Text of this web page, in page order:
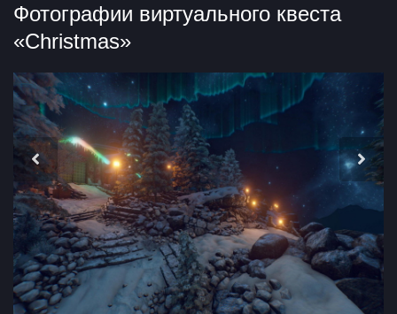
Фотографии виртуального квеста
«Christmas»